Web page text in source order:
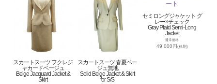
スカートスーツ フクレジ
ャカードベージュ
Beige Jacquard Jacket &
Skirt
スカートスーツ 春夏ベー
ジュ無地
Solid Beige Jacket & Skirt
for S/S
セミロングジャケット グ
レー×チェック
Gray Plaid Semi-Long
Jacket
通常価格
49,000円(税別)